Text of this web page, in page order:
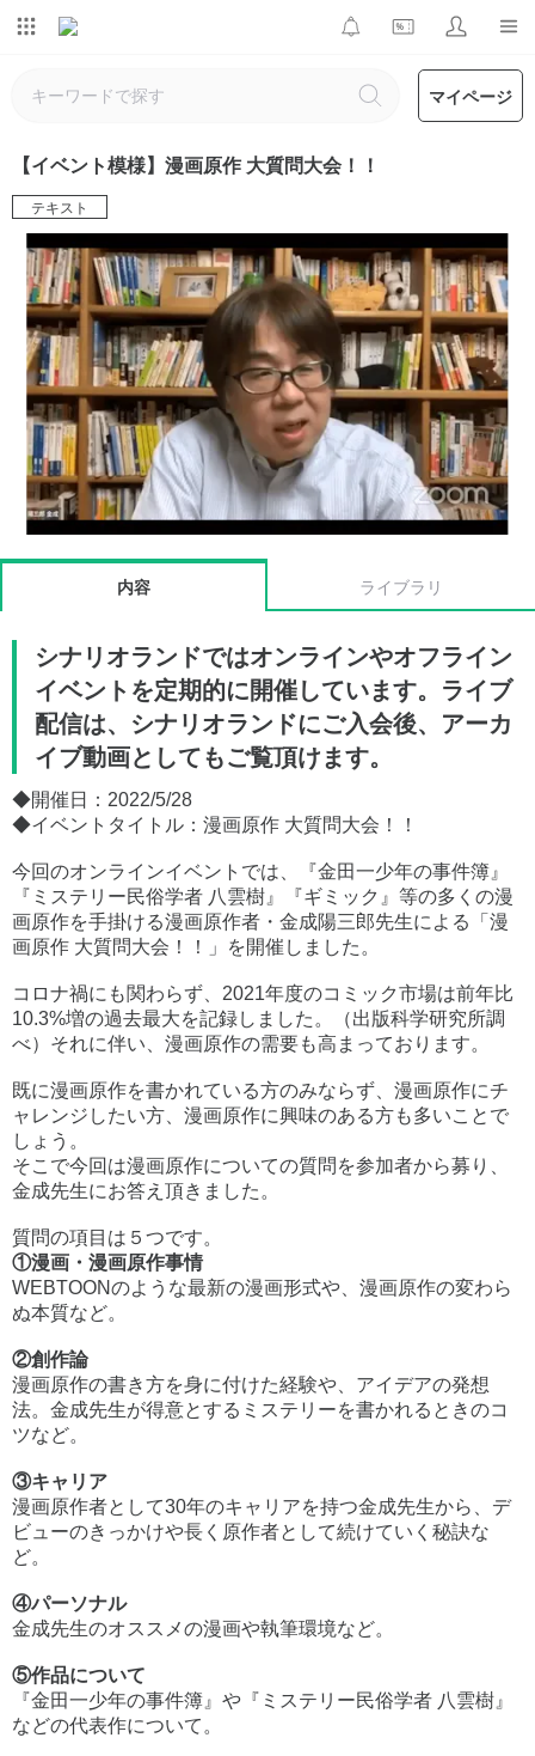
マイページ
【イベント模様】漫画原作 大質問大会！！
テキスト
内容 ライブラリ
シナリオランドではオンラインやオフライン
イベントを定期的に開催しています。ライブ
配信は、シナリオランドにご入会後、アーカ
イブ動画としてもご覧頂けます。
◆開催日：2022/5/28
◆イベントタイトル：漫画原作 大質問大会！！
今回のオンラインイベントでは、『金田一少年の事件簿』
『ミステリー民俗学者 八雲樹』『ギミック』等の多くの漫
画原作を手掛ける漫画原作者・金成陽三郎先生による「漫
画原作 大質問大会！！」を開催しました。
コロナ禍にも関わらず、2021年度のコミック市場は前年比
10.3%増の過去最大を記録しました。（出版科学研究所調
べ）それに伴い、漫画原作の需要も高まっております。
既に漫画原作を書かれている方のみならず、漫画原作にチ
ャレンジしたい方、漫画原作に興味のある方も多いことで
しょう。
そこで今回は漫画原作についての質問を参加者から募り、
金成先生にお答え頂きました。
質問の項目は５つです。
①漫画・漫画原作事情
WEBTOONのような最新の漫画形式や、漫画原作の変わら
ぬ本質など。
②創作論
漫画原作の書き方を身に付けた経験や、アイデアの発想
法。金成先生が得意とするミステリーを書かれるときのコ
ツなど。
③キャリア
漫画原作者として30年のキャリアを持つ金成先生から、デ
ビューのきっかけや長く原作者として続けていく秘訣な
ど。
④パーソナル
金成先生のオススメの漫画や執筆環境など。
⑤作品について
『金田一少年の事件簿』や『ミステリー民俗学者 八雲樹』
などの代表作について。